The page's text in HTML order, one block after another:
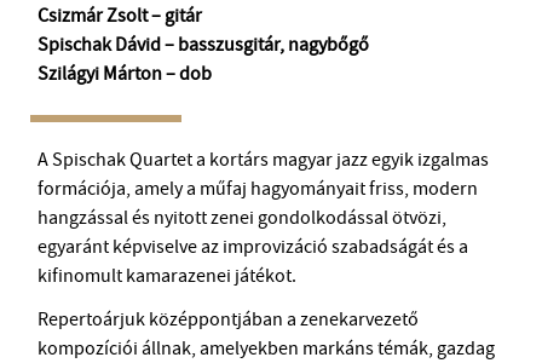
kezdete előtt 2 órával
BMC HÁZ
OPUS JAZZ CLUB
BMC RECORDS
ZENEI INFORMÁCIÓS KÖZPONT ÉS KÖNYVTÁR
Csizmár Zsolt – gitár
Spischak Dávid – basszusgitár, nagybőgő
Szilágyi Márton – dob
A Spischak Quartet a kortárs magyar jazz egyik izgalmas
formációja, amely a műfaj hagyományait friss, modern
hangzással és nyitott zenei gondolkodással ötvözi,
egyaránt képviselve az improvizáció szabadságát és a
kifinomult kamarazenei játékot.
Repertoárjuk középpontjában a zenekarvezető
kompozíciói állnak, amelyekben markáns témák, gazdag